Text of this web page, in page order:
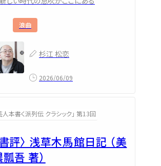
浪曲
杉江 松恋
2026/06/09
人本書く派列伝 クラシック」 第13回
書評〉 浅草木馬館日記 （美
吾 著）